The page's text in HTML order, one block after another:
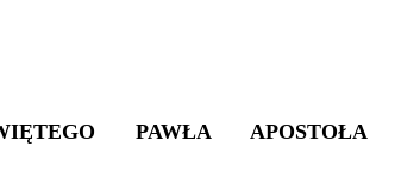
PAWŁA APOSTOŁA